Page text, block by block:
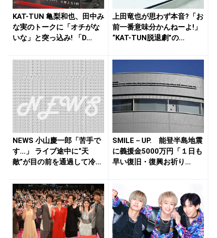
KAT-TUN 亀梨和也、田中み
な実のトークに「オチがな
いな」と突っ込み! 「D...
上田竜也が思わず本音?「お
前一番意味分かんねーよ!」
“KAT-TUN脱退劇”の...
NEWS 小山慶一郎「苦手で
す…」 ライブ途中に“天
敵”が目の前を通過して冷や
SMILE－UP. 能登半島地震
に義援金5000万円「１日も
早い復旧・復興お祈り...